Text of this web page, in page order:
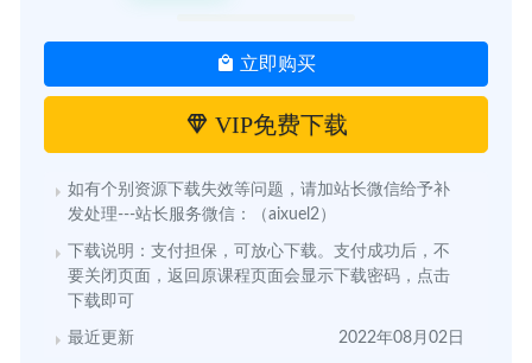
立即购买
VIP免费下载
如有个别资源下载失效等问题，请加站长微信给予补
发处理---站长服务微信：（aixuel2）
下载说明：支付担保，可放心下载。支付成功后，不
要关闭页面，返回原课程页面会显示下载密码，点击
下载即可
最近更新 2022年08月02日